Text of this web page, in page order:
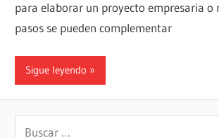
para elaborar un proyecto empresaria o
pasos se pueden complementar
Sigue leyendo